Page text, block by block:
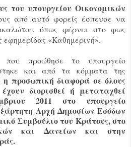
του υπουργείου Οικονομικών
από αυτό φορείς έσπευσε να
όπως φέρνει στο φως
εφημερίδας «Καθημερινή».
που προώθησε το υπουργείο
και από τα κόμματα της
η προσωπική διαφορά σε όλους
διορισθεί ή μεταταχθεί
2011 στο υπουργείο
Αρχή Δημοσίων Εσόδων
Συμβούλιο του Κράτους, στο
και Δανείων και στην